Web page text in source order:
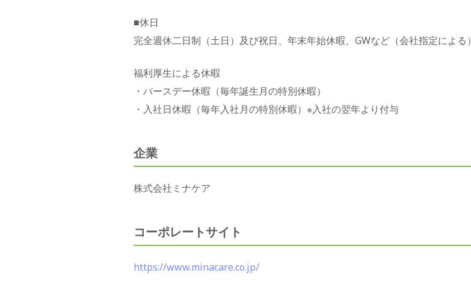
■休日
完全週休二日制（土日）及び祝日、年末年始休暇、GWなど（会社指定による）
福利厚生による休暇
・バースデー休暇（毎年誕生月の特別休暇）
・入社日休暇（毎年入社月の特別休暇）※入社の翌年より付与
企業
株式会社ミナケア
コーポレートサイト
https://www.minacare.co.jp/